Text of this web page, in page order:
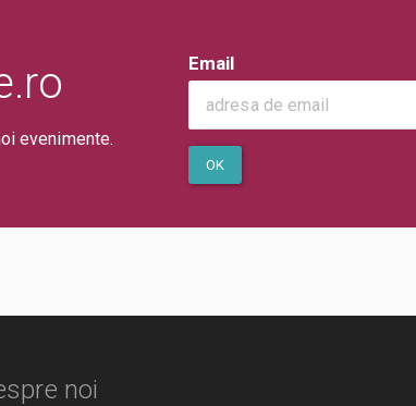
evenimente.
Email
OK
noi